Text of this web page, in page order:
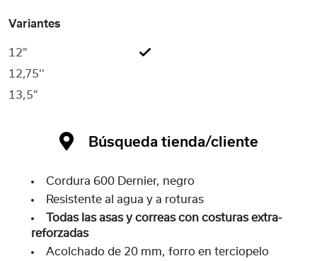
Variantes
12"
12,75''
13,5"
Búsqueda tienda/cliente
Cordura 600 Dernier, negro
Resistente al agua y a roturas
Todas las asas y correas con costuras extra-
reforzadas
Acolchado de 20 mm, forro en terciopelo